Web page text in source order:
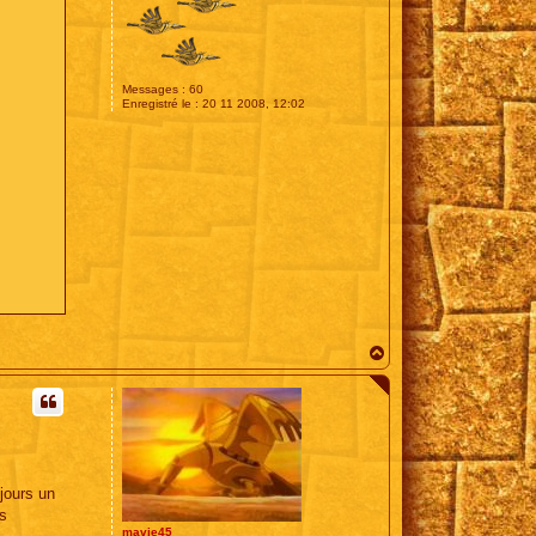
Messages : 60
Enregistré le : 20 11 2008, 12:02
a
u
mavie45
un